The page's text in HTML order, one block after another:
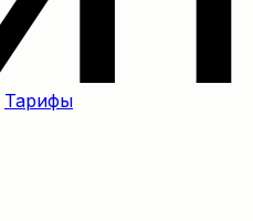
Тарифы